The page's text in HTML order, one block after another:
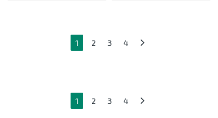
1 2 3 4
1 2 3 4